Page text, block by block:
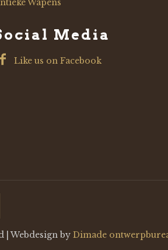
Wapens
Media
Like us on Facebook
| Webdesign by Dimade